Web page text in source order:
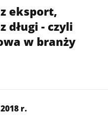
eksport,
długi - czyli
w branży
r.